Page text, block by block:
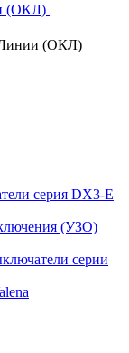
(ОКЛ)
Линии (ОКЛ)
серия DX3-E
(УЗО)
серии